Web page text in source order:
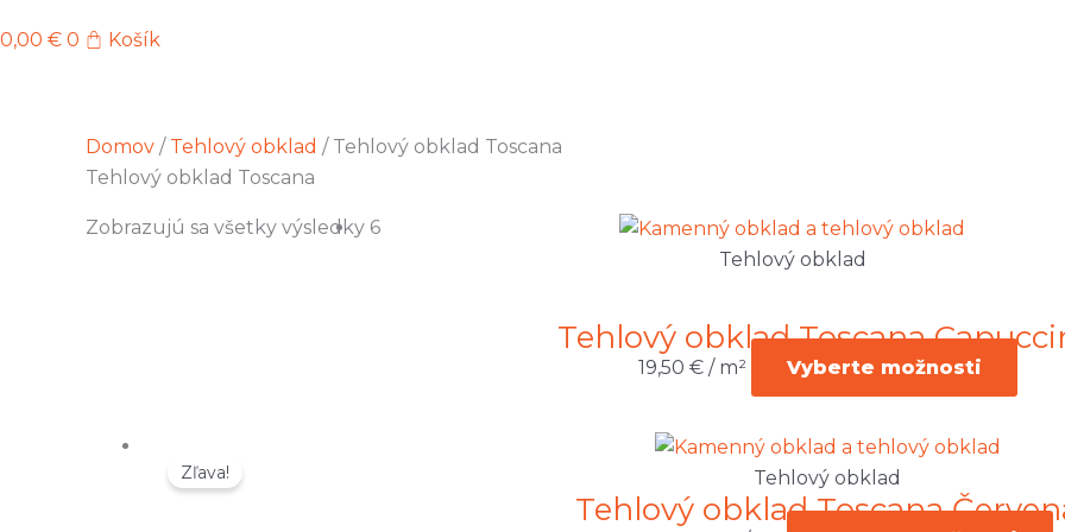
0,00 € 0 Košík
Domov / Tehlový obklad / Tehlový obklad Toscana
Tehlový obklad Toscana
Zobrazujú sa všetky výsledky 6
Tehlový obklad
Tehlový obklad Toscana
19,50 €/ m² Vyberte možnosti
Zľava! Tehlový obklad
Tehlový obklad Toscana
Pôvodná
bola:
Aktuálna
cena
je: